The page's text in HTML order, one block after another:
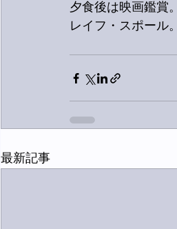
夕食後は映画鑑賞
レイフ・スポール。
最新記事